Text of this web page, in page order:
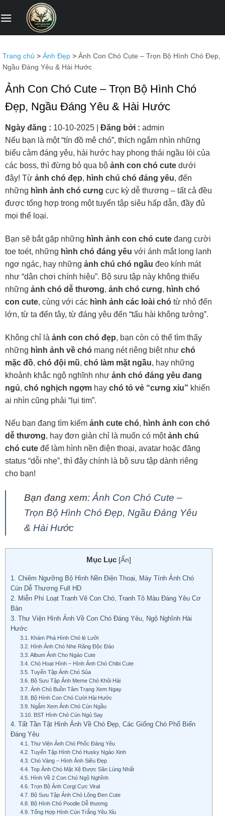
qua
Trang chủ > Ảnh Đẹp > Ảnh Con Chó Cute – Trọn Bộ Hình Chó Đẹp,
Ngầu Đáng Yêu & Hài Hước
Ảnh Con Chó Cute – Trọn Bộ Hình Chó
Đẹp, Ngầu Đáng Yêu & Hài Hước
Ngày đăng : 10-10-2025 Đăng bởi : admin
Nếu bạn là một “tín đồ mê chó”, thích ngắm nhìn những
biểu cảm đáng yêu, hài hước hay phong thái ngầu lòi của
các boss, thì đừng bỏ qua bộ ảnh con chó cute dưới
đây! Từ ảnh chó đẹp, hình chú chó đáng yêu, đến
những hình ảnh chó cưng cực kỳ dễ thương – tất cả đều
được tổng hợp trong một tuyển tập siêu hấp dẫn, đầy đủ
mọi thể loại.
Bạn sẽ bắt gặp những hình ảnh con chó cute đang cười
toe toét, những hình chó đáng yêu với ánh mắt long lanh
ngơ ngác, hay những ảnh chú chó ngầu đeo kính mát
như “dân chơi chính hiệu”. Bộ sưu tập này không thiếu
những ảnh chó dễ thương, ảnh chó cưng, hình chó
con cute, cùng với các hình ảnh các loài chó từ nhỏ đến
lớn, từ ta đến tây, từ đáng yêu đến “tấu hài không tưởng”.
Không chỉ là ảnh con chó đẹp, bạn còn có thể tìm thấy
những hình ảnh về chó mang nét riêng biệt như chó
mặc đồ, chó đội mũ, chó làm mặt ngầu, hay những
khoảnh khắc ngộ nghĩnh như ảnh chó đáng yêu đang
ngủ, chó nghịch ngợm hay chó tỏ vẻ “cưng xỉu” khiến
ai nhìn cũng phải “lụi tim”.
Nếu bạn đang tìm kiếm ảnh cute chó, hình ảnh con chó
dễ thương, hay đơn giản chỉ là muốn có mộtảnh chú
chó cute để làm hình nền điện thoại, avatar hoặc đăng
status “dỗi nhẹ”, thì đây chính là bộ sưu tập dành riêng
cho bạn!
Bạn đang xem: Ảnh Con Chó Cute –
Trọn Bộ Hình Chó Đẹp, Ngầu Đáng Yêu
& Hài Hước
Mục Lục [Ẩn]
1. Chiêm Ngưỡng Bộ Hình Nền Điện Thoại, Máy Tính Ảnh Chó
Cún Dễ Thương Full HD
2. Miễn Phí Loạt Tranh Vẽ Con Chó, Tranh Tô Màu Đáng Yêu Cơ
Bản
3. Thư Viện Hình Ảnh Về Con Chó Đáng Yêu, Ngộ Nghĩnh Hài
Hước
3.1.
Khám Phá Hình Chó lè Lưỡi
3.2.
Hình Ảnh Chó Nhe Răng Độc Đáo
3.3. Album Ảnh Cho Ngáo Cute
3.4. Chó Hoạt Hình – Hình Ảnh Chó Chibi Cute
3.5. Tuyển Tập Ảnh Chó Sủa
3.6.
Bộ Sưu Tập Ảnh Meme Chó Khôi Hài
3.7. Ảnh Chó Buồn Tâm Trạng Xem Ngay
3.8.
Bộ Hình Con Chó Cười Hài Hước
3.9. Ngắm Xem Ảnh Chó Cún Ngầu
3.10.
BST Hình Chó Cún Ngủ Say
4. Tất Tần Tật Hình Ảnh Về Chó Đẹp, Các Giống Chó Phổ Biến
Đáng Yêu
4.1.
Thư Viện Ảnh Chó Phốc Đáng Yêu
4.2. Tuyển Tập Hình Chó Husky Ngáo Xinh
4.3. Chó Vàng – Hình Ảnh Siêu Đẹp
4.4. Top Ảnh Chó Mặt Xệ Được Săn Lùng Nhất
4.5.
Hình Về 2 Con Chó Ngộ Nghĩnh
4.6. Trọn Bộ Ảnh Corgi Cực Viral
4.7.
Bộ Sưu Tập Ảnh Chó Lông Đen Cute
4.8.
Bộ Hình Chó Poodle Dễ thương
4.9. Tổng Hợp Hình Cún Trắng Yêu Xỉu